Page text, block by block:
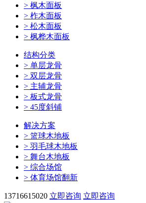
> 枫木面板
> 柞木面板
> 松木面板
> 枫桦木面板
结构分类
> 单层龙骨
> 双层龙骨
> 主辅龙骨
> 板式龙骨
> 45度斜铺
解决方案
> 篮球木地板
> 羽毛球木地板
> 舞台木地板
> 综合场馆
> 体育场馆翻新
13716615020 立即咨询 立即咨询